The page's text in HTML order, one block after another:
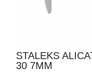
STALEKS
30 7MM